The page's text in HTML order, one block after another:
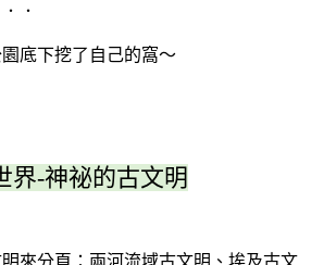
．
底下挖了自己的窩～
界-神祕的古文明
來分頁：兩河流域古文明、埃及古文